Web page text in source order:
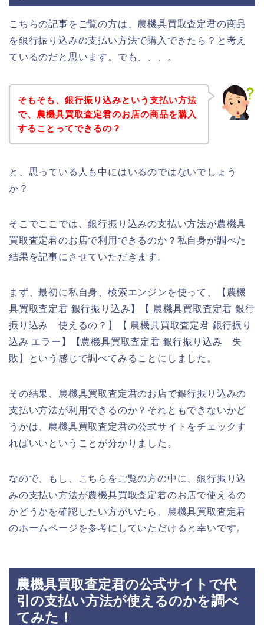
こちらの記事をご覧の方は、農機具買取査定君の商品
を銀行振り込みの支払い方法で購入できたら？と考え
ているのだと思います。でも、、、。
そもそも、銀行振り込みという支払い方法
で、農機具買取査定君のお店の商品を購入
することってできるの？
と、思っている人も中にはいるのではないでしょう
か？
そこでここでは、銀行振り込みの支払い方法が農機具
買取査定君のお店で利用できるのか？私自身が調べた
結果を記事にさせていただきます。
まず、最初に私自身、検索エンジンを使って、【農機
具買取査定君 銀行振り込み】【 農機具買取査定君 銀行
振り込み 使えるの？】【 農機具買取査定君 銀行振り
込み エラー】【農機具買取査定君 銀行振り込み 失
敗】という感じで調べてみることにしました。
その結果、農機具買取査定君のお店で銀行振り込みの
支払い方法が利用できるのか？それともできないかど
うかは、農機具買取査定君の公式サイトをチェックす
ればいいということが分かりました。
なので、もし、こちらをご覧の方の中に、銀行振り込
みの支払い方法が農機具買取査定君のお店で使えるの
かどうかを確認したい方がいたら、農機具買取査定君
のホームページを参考にしていただけると幸いです。
農機具買取査定君の公式サイトで代
引の支払い方法が使えるのかを調べ
てみた！